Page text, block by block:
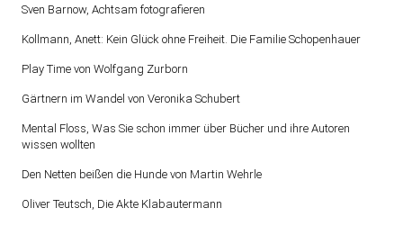
Sven Barnow, Achtsam fotografieren
Kollmann, Anett: Kein Glück ohne Freiheit. Die Familie Schopenhauer
Play Time von Wolfgang Zurborn
Gärtnern im Wandel von Veronika Schubert
Mental Floss, Was Sie schon immer über Bücher und ihre Autoren
wissen wollten
Den Netten beißen die Hunde von Martin Wehrle
Oliver Teutsch, Die Akte Klabautermann